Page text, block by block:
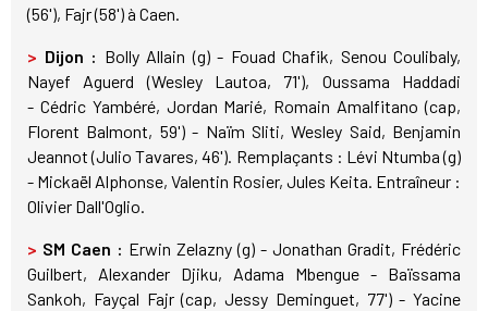
(56'), Fajr (58') à Caen.
> Dijon : Bolly Allain (g) - Fouad Chafik, Senou Coulibaly,
Nayef Aguerd (Wesley Lautoa, 71'), Oussama Haddadi
- Cédric Yambéré, Jordan Marié, Romain Amalfitano (cap,
Florent Balmont, 59') - Naïm Sliti, Wesley Said, Benjamin
Jeannot (Julio Tavares, 46'). Remplaçants : Lévi Ntumba (g)
- Mickaël Alphonse, Valentin Rosier, Jules Keita. Entraîneur :
Olivier Dall'Oglio.
> SM Caen : Erwin Zelazny (g) - Jonathan Gradit, Frédéric
Guilbert, Alexander Djiku, Adama Mbengue - Baïssama
Sankoh, Fayçal Fajr (cap, Jessy Deminguet, 77') - Yacine